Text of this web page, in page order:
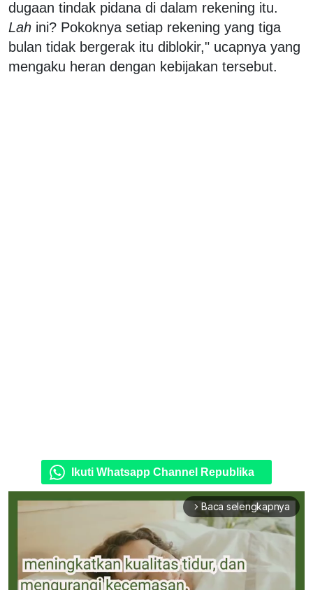
dugaan tindak pidana di dalam rekening itu.
Lah ini? Pokoknya setiap rekening yang tiga
bulan tidak bergerak itu diblokir," ucapnya yang
mengaku heran dengan kebijakan tersebut.
Ikuti Whatsapp Channel Republika
arrow_forward_ios Baca selengkapnya